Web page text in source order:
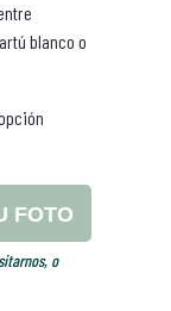
blanco o
FOTO
, o